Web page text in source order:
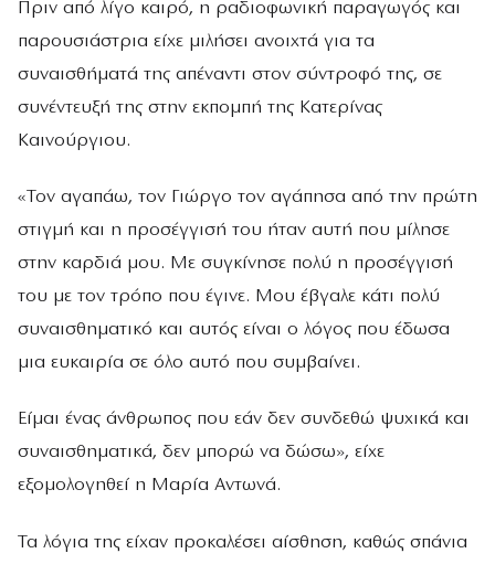
Πριν από λίγο καιρό, η ραδιοφωνική παραγωγός και
παρουσιάστρια είχε μιλήσει ανοιχτά για τα
συναισθήματά της απέναντι στον σύντροφό της, σε
συνέντευξή της στην εκπομπή της Κατερίνας
Καινούργιου.
«Τον αγαπάω, τον Γιώργο τον αγάπησα από την πρώτη
στιγμή και η προσέγγισή του ήταν αυτή που μίλησε
στην καρδιά μου. Με συγκίνησε πολύ η προσέγγισή
του με τον τρόπο που έγινε. Μου έβγαλε κάτι πολύ
συναισθηματικό και αυτός είναι ο λόγος που έδωσα
μια ευκαιρία σε όλο αυτό που συμβαίνει.
Είμαι ένας άνθρωπος που εάν δεν συνδεθώ ψυχικά και
συναισθηματικά, δεν μπορώ να δώσω», είχε
εξομολογηθεί η Μαρία Αντωνά.
Τα λόγια της είχαν προκαλέσει αίσθηση, καθώς σπάνια